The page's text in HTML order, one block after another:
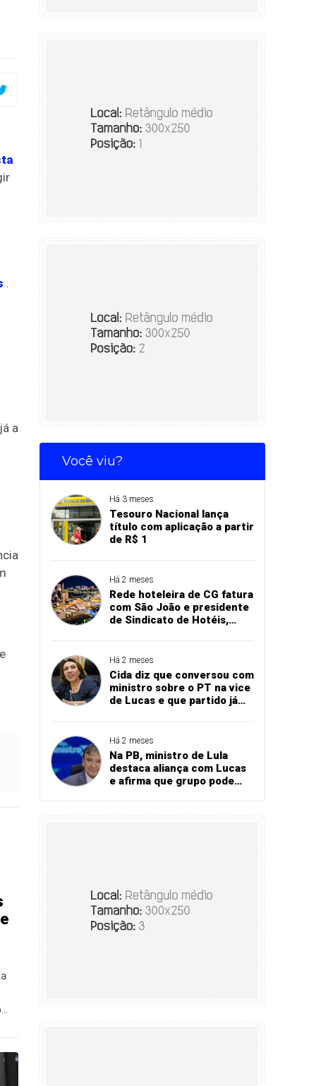
.
a
Você viu?
Há 3 meses
Tesouro Nacional lança
título com aplicação a partir
de R$ 1
Há 2 meses
Rede hoteleira de CG fatura
com São João e presidente
de Sindicato de Hotéis,
Há 2 meses
Cida diz que conversou com
ministro sobre o PT na vice
de Lucas e que partido já
Há 2 meses
Na PB, ministro de Lula
destaca aliança com Lucas
e afirma que grupo pode